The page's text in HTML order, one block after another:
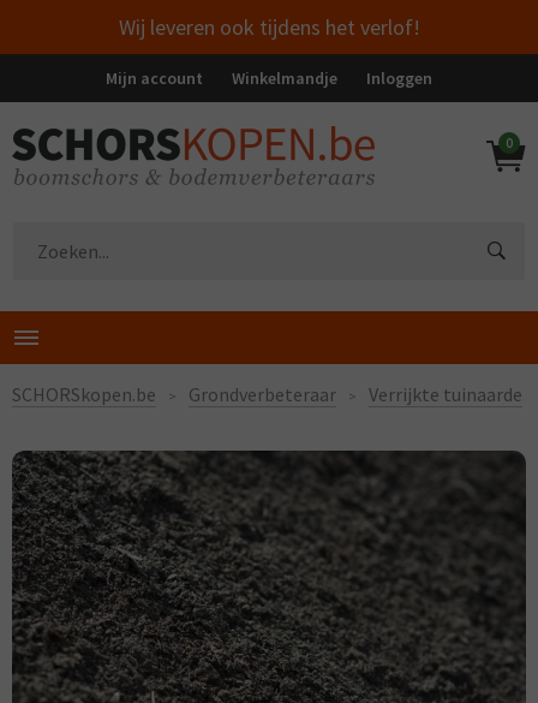
Wij leveren ook tijdens het verlof!
Mijn account Winkelmandje Inloggen
0
SCHORSkopen.be Grondverbeteraar Verrijkte tuinaarde